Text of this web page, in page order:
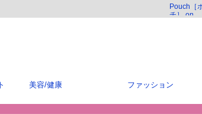
Pouch［
チ］ on
美容/健康 ファッション